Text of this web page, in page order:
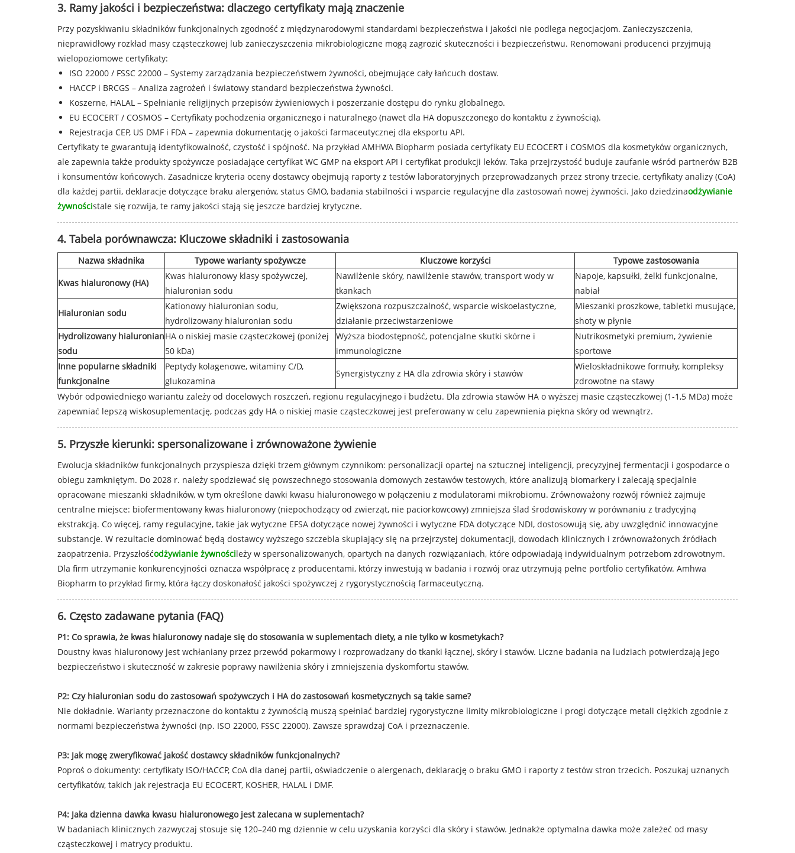
3. Ramy jakości i bezpieczeństwa: dlaczego certyfikaty mają znaczenie
Przy pozyskiwaniu składników funkcjonalnych zgodność z międzynarodowymi standardami bezpieczeństwa i jakości nie podlega negocjacjom. Zanieczyszczenia,
nieprawidłowy rozkład masy cząsteczkowej lub zanieczyszczenia mikrobiologiczne mogą zagrozić skuteczności i bezpieczeństwu. Renomowani producenci przyjmują
wielopoziomowe certyfikaty:
ISO 22000 / FSSC 22000 – Systemy zarządzania bezpieczeństwem żywności, obejmujące cały łańcuch dostaw.
HACCP i BRCGS – Analiza zagrożeń i światowy standard bezpieczeństwa żywności.
Koszerne, HALAL – Spełnianie religijnych przepisów żywieniowych i poszerzanie dostępu do rynku globalnego.
EU ECOCERT / COSMOS – Certyfikaty pochodzenia organicznego i naturalnego (nawet dla HA dopuszczonego do kontaktu z żywnością).
Rejestracja CEP, US DMF i FDA – zapewnia dokumentację o jakości farmaceutycznej dla eksportu API.
Certyfikaty te gwarantują identyfikowalność, czystość i spójność. Na przykład AMHWA Biopharm posiada certyfikaty EU ECOCERT i COSMOS dla kosmetyków organicznych,
ale zapewnia także produkty spożywcze posiadające certyfikat WC GMP na eksport API i certyfikat produkcji leków. Taka przejrzystość buduje zaufanie wśród partnerów B2B
i konsumentów końcowych. Zasadnicze kryteria oceny dostawcy obejmują raporty z testów laboratoryjnych przeprowadzanych przez strony trzecie, certyfikaty analizy (CoA)
dla każdej partii, deklaracje dotyczące braku alergenów, status GMO, badania stabilności i wsparcie regulacyjne dla zastosowań nowej żywności. Jako dziedzinaodżywianie
żywnościstale się rozwija, te ramy jakości stają się jeszcze bardziej krytyczne.
4. Tabela porównawcza: Kluczowe składniki i zastosowania
Nazwa składnika Typowe warianty spożywcze Kluczowe korzyści
Typowe zastosowania
Kwas hialuronowy (HA)
Kwas hialuronowy klasy spożywczej,
hialuronian sodu
Nawilżenie skóry, nawilżenie stawów, transport wody w
tkankach
Napoje, kapsułki, żelki funkcjonalne,
nabiał
Hialuronian sodu
Kationowy hialuronian sodu,
hydrolizowany hialuronian sodu
Zwiększona rozpuszczalność, wsparcie wiskoelastyczne,
działanie przeciwstarzeniowe
Mieszanki proszkowe, tabletki musujące,
shoty w płynie
Hydrolizowany hialuronian
sodu
HA o niskiej masie cząsteczkowej (poniżej
50 kDa)
Wyższa biodostępność, potencjalne skutki skórne i
immunologiczne
Nutrikosmetyki premium, żywienie
sportowe
Inne popularne składniki
funkcjonalne
Peptydy kolagenowe, witaminy C/D,
glukozamina
Synergistyczny z HA dla zdrowia skóry i stawów
Wieloskładnikowe formuły, kompleksy
zdrowotne na stawy
Wybór odpowiedniego wariantu zależy od docelowych roszczeń, regionu regulacyjnego i budżetu. Dla zdrowia stawów HA o wyższej masie cząsteczkowej (1-1,5 MDa) może
zapewniać lepszą wiskosuplementację, podczas gdy HA o niskiej masie cząsteczkowej jest preferowany w celu zapewnienia piękna skóry od wewnątrz.
5. Przyszłe kierunki: spersonalizowane i zrównoważone żywienie
Ewolucja składników funkcjonalnych przyspiesza dzięki trzem głównym czynnikom: personalizacji opartej na sztucznej inteligencji, precyzyjnej fermentacji i gospodarce o
obiegu zamkniętym. Do 2028 r. należy spodziewać się powszechnego stosowania domowych zestawów testowych, które analizują biomarkery i zalecają specjalnie
opracowane mieszanki składników, w tym określone dawki kwasu hialuronowego w połączeniu z modulatorami mikrobiomu. Zrównoważony rozwój również zajmuje
centralne miejsce: biofermentowany kwas hialuronowy (niepochodzący od zwierząt, nie paciorkowcowy) zmniejsza ślad środowiskowy w porównaniu z tradycyjną
ekstrakcją. Co więcej, ramy regulacyjne, takie jak wytyczne EFSA dotyczące nowej żywności i wytyczne FDA dotyczące NDI, dostosowują się, aby uwzględnić innowacyjne
substancje. W rezultacie dominować będą dostawcy wyższego szczebla skupiający się na przejrzystej dokumentacji, dowodach klinicznych i zrównoważonych źródłach
zaopatrzenia. Przyszłośćodżywianie żywnościleży w spersonalizowanych, opartych na danych rozwiązaniach, które odpowiadają indywidualnym potrzebom zdrowotnym.
Dla firm utrzymanie konkurencyjności oznacza współpracę z producentami, którzy inwestują w badania i rozwój oraz utrzymują pełne portfolio certyfikatów. Amhwa
Biopharm to przykład firmy, która łączy doskonałość jakości spożywczej z rygorystycznością farmaceutyczną.
6. Często zadawane pytania (FAQ)
P1: Co sprawia, że ​​kwas hialuronowy nadaje się do stosowania w suplementach diety, a nie tylko w kosmetykach?
Doustny kwas hialuronowy jest wchłaniany przez przewód pokarmowy i rozprowadzany do tkanki łącznej, skóry i stawów. Liczne badania na ludziach potwierdzają jego
bezpieczeństwo i skuteczność w zakresie poprawy nawilżenia skóry i zmniejszenia dyskomfortu stawów.
P2: Czy hialuronian sodu do zastosowań spożywczych i HA do zastosowań kosmetycznych są takie same?
Nie dokładnie. Warianty przeznaczone do kontaktu z żywnością muszą spełniać bardziej rygorystyczne limity mikrobiologiczne i progi dotyczące metali ciężkich zgodnie z
normami bezpieczeństwa żywności (np. ISO 22000, FSSC 22000). Zawsze sprawdzaj CoA i przeznaczenie.
P3: Jak mogę zweryfikować jakość dostawcy składników funkcjonalnych?
Poproś o dokumenty: certyfikaty ISO/HACCP, CoA dla danej partii, oświadczenie o alergenach, deklarację o braku GMO i raporty z testów stron trzecich. Poszukaj uznanych
certyfikatów, takich jak rejestracja EU ECOCERT, KOSHER, HALAL i DMF.
P4: Jaka dzienna dawka kwasu hialuronowego jest zalecana w suplementach?
W badaniach klinicznych zazwyczaj stosuje się 120–240 mg dziennie w celu uzyskania korzyści dla skóry i stawów. Jednakże optymalna dawka może zależeć od masy
cząsteczkowej i matrycy produktu.